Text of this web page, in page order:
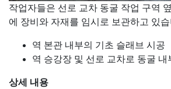
작업자들은 선로 교차 동굴 작업 구역
에 장비와 자재를 임시로 보관하고 있
역 본관 내부의 기초 슬래브 시공
역 승강장 및 선로 교차로 동굴 내
상세 내용